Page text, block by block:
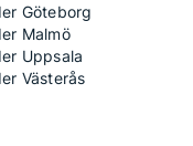
Göteborg
Malmö
Uppsala
Västerås